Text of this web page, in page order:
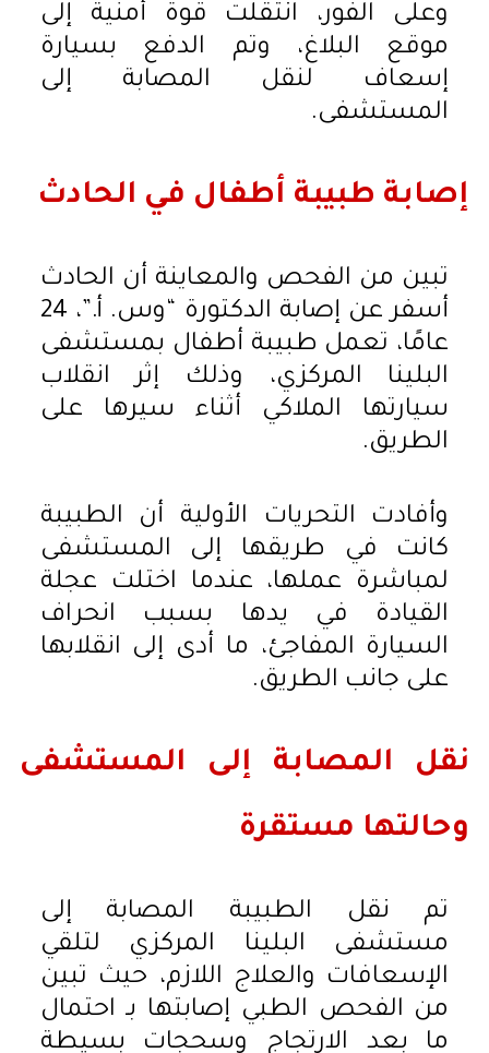
وعلى الفور، انتقلت قوة أمنية إلى
موقع البلاغ، وتم الدفع بسيارة
إسعاف لنقل المصابة إلى
المستشفى.
إصابة طبيبة أطفال في الحادث
تبين من الفحص والمعاينة أن الحادث
أسفر عن إصابة الدكتورة “وس. أ.”، 24
عامًا، تعمل طبيبة أطفال بمستشفى
البلينا المركزي، وذلك إثر انقلاب
سيارتها الملاكي أثناء سيرها على
الطريق.
وأفادت التحريات الأولية أن الطبيبة
كانت في طريقها إلى المستشفى
لمباشرة عملها، عندما اختلت عجلة
القيادة في يدها بسبب انحراف
السيارة المفاجئ، ما أدى إلى انقلابها
على جانب الطريق.
نقل المصابة إلى المستشفى
وحالتها مستقرة
تم نقل الطبيبة المصابة إلى
مستشفى البلينا المركزي لتلقي
الإسعافات والعلاج اللازم، حيث تبين
من الفحص الطبي إصابتها بـ احتمال
ما بعد الارتجاج وسحجات بسيطة